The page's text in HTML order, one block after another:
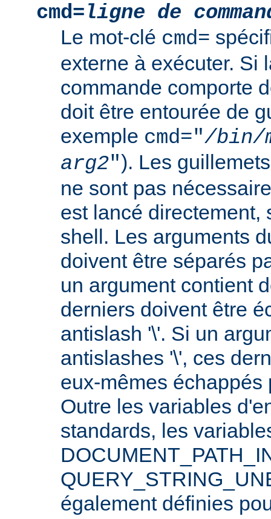
cmd=ligne de
Le mot-clé cmd=
externe à exécuter. Si
commande comporte
doit être entourée de
exemple cmd="/bin/
arg2"). Les
ne sont pas
est lancé directement,
shell. Les arguments
doivent être séparés
un argument contient
derniers doivent être
antislash '\'. Si un
antislashes '\', ces
eux-mêmes échappés
Outre les variables
standards, les
également définies